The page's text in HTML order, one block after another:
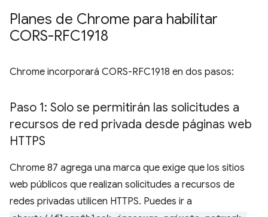
Planes de Chrome para habilitar
CORS-RFC1918
Chrome incorporará CORS-RFC1918 en dos pasos:
Paso 1: Solo se permitirán las solicitudes a
recursos de red privada desde páginas web
HTTPS
Chrome 87 agrega una marca que exige que los sitios
web públicos que realizan solicitudes a recursos de
redes privadas utilicen HTTPS. Puedes ir a